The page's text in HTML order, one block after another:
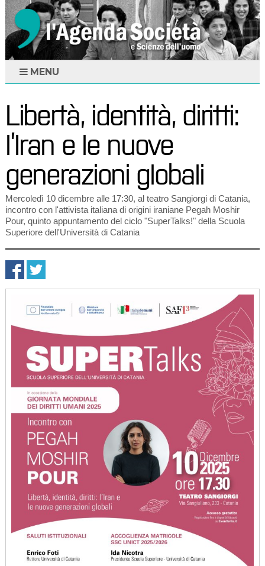
MENU
Libertà, identità, diritti:
l’Iran e le nuove
generazioni globali
Mercoledì 10 dicembre alle 17:30, al teatro Sangiorgi di Catania,
incontro con l'attivista italiana di origini iraniane Pegah Moshir
Pour, quinto appuntamento del ciclo "SuperTalks!" della Scuola
Superiore dell'Università di Catania